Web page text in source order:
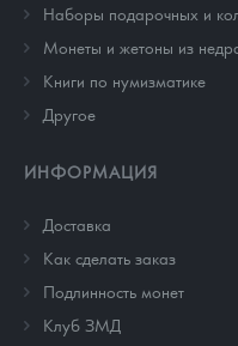
Наборы подарочных и
Монеты и жетоны из
Книги по нумизматике
Другое
ИНФОРМАЦИЯ
Доставка
Как сделать заказ
Подлинность монет
Клуб ЗМД